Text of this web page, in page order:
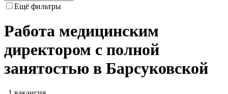
Ещё фильтры
Работа медицинским
директором с полной
занятостью в Барсуковской